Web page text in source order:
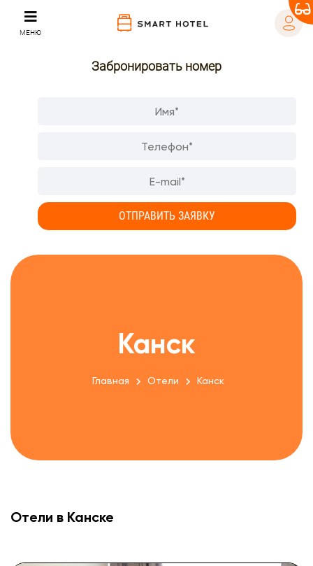
МЕНЮ
Забронировать номер
Канск
Главная Отели Канск
Отели в Канске